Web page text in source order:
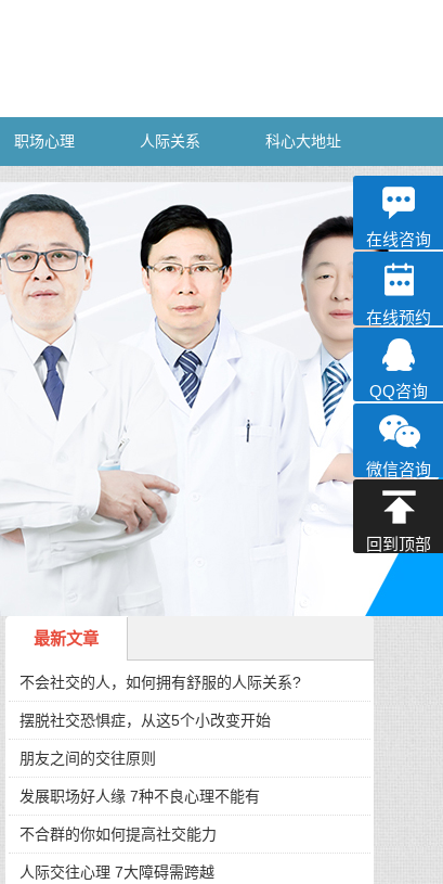
职场心理 人际关系 科心大地址
最新文章
不会社交的人，如何拥有舒服的人际关系?
摆脱社交恐惧症，从这5个小改变开始
朋友之间的交往原则
发展职场好人缘 7种不良心理不能有
不合群的你如何提高社交能力
人际交往心理 7大障碍需跨越
深科
心理咨询
在线咨询
在线预约
QQ咨询
微信咨询
回到顶部